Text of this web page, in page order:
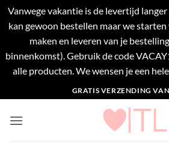
Vanwege vakantie is de levertijd
kan gewoon bestellen maar we
maken en leveren van je
binnenkomst). Gebruik de code
alle producten. We wensen je een
naar
inhoud
GRATIS VERZENDING